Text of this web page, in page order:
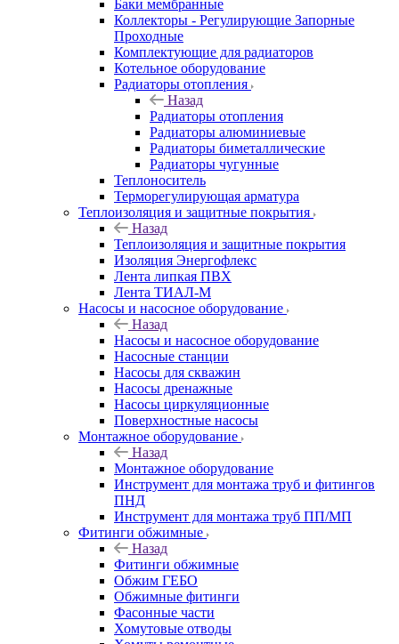
Баки мембранные
Коллекторы - Регулирующие Запорные
Проходные
Комплектующие для радиаторов
Котельное оборудование
Радиаторы отопления
Назад
Радиаторы отопления
Радиаторы алюминиевые
Радиаторы биметаллические
Радиаторы чугунные
Теплоноситель
Терморегулирующая арматура
Теплоизоляция и защитные покрытия
Назад
Теплоизоляция и защитные покрытия
Изоляция Энергофлекс
Лента липкая ПВХ
Лента ТИАЛ-М
Насосы и насосное оборудование
Назад
Насосы и насосное оборудование
Насосные станции
Насосы для скважин
Насосы дренажные
Насосы циркуляционные
Поверхностные насосы
Монтажное оборудование
Назад
Монтажное оборудование
Инструмент для монтажа труб и фитингов
ПНД
Инструмент для монтажа труб ПП/МП
Фитинги обжимные
Назад
Фитинги обжимные
Обжим ГЕБО
Обжимные фитинги
Фасонные части
Хомутовые отводы